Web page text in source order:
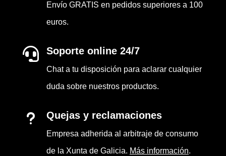
Envío GRATIS en pedidos superiores a 100
euros.
 Soporte online 24/7
Chat a tu disposición para aclarar cualquier
duda sobre nuestros productos.
u Quejas y reclamaciones
Empresa adherida al arbitraje de consumo
de la Xunta de Galicia. Más información.